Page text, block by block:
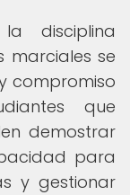
disciplina
marciales se
compromiso
que
demostrar
para
y gestionar